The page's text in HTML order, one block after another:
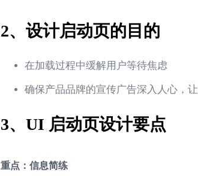
2、设计启动页的目的
在加载过程中缓解用户等待焦虑
确保产品品牌的宣传广告深入人心，
3、UI 启动页设计要点
重点：信息简练